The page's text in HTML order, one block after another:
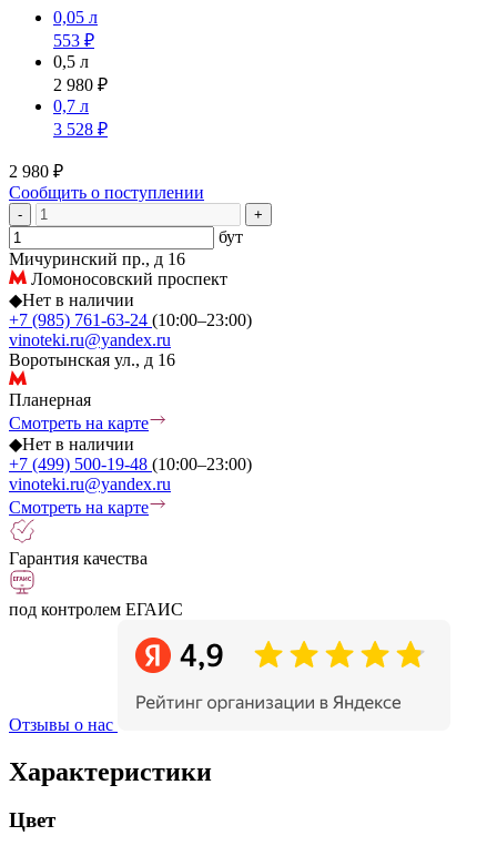
0,05 л
553 ₽
0,5 л
2 980 ₽
0,7 л
3 528 ₽
2 980 ₽
Сообщить о поступлении
- +
бут
Мичуринский пр., д 16
Ломоносовский проспект
◆Нет в наличии
+7 (985) 761-63-24 (10:00–23:00)
vinoteki.ru@yandex.ru
Воротынская ул., д 16
Планерная
Смотреть на карте
◆Нет в наличии
+7 (499) 500-19-48 (10:00–23:00)
vinoteki.ru@yandex.ru
Смотреть на карте
Гарантия качества
под контролем ЕГАИС
Отзывы о нас
Характеристики
Цвет